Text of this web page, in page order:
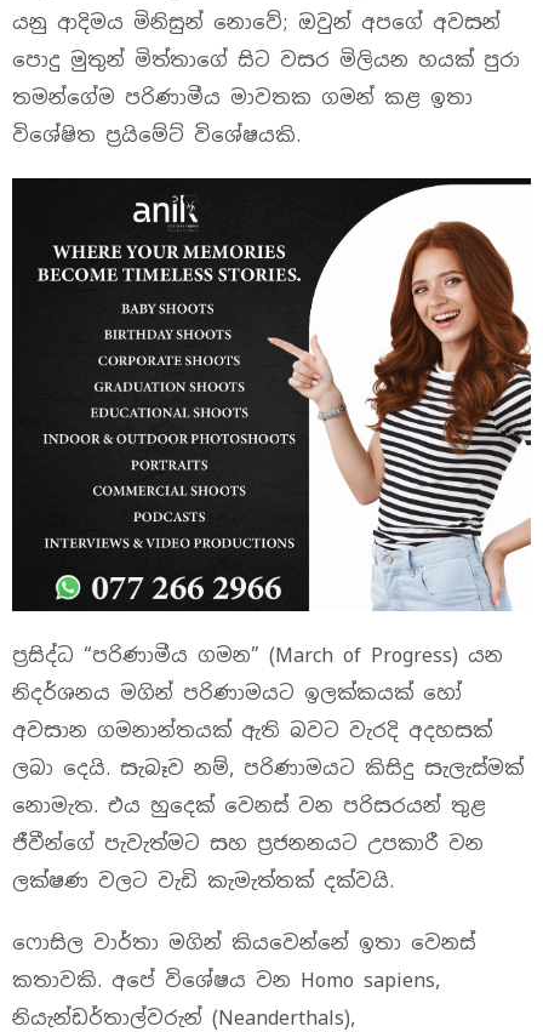
යනු ආදිමය මිනිසුන් නොවේ; ඔවුන් අපගේ අවසන්
පොදු මුතුන් මිත්තාගේ සිට වසර මිලියන හයක් පුරා
තමන්ගේම පරිණාමීය මාවතක ගමන් කළ ඉතා
විශේෂිත ප්‍රයිමේට් විශේෂයකි.
ප්‍රසිද්ධ “පරිණාමීය ගමන” (March of Progress) යන
නිදර්ශනය මගින් පරිණාමයට ඉලක්කයක් හෝ
අවසාන ගමනාන්තයක් ඇති බවට වැරදි අදහසක්
ලබා දෙයි. සැබෑව නම්, පරිණාමයට කිසිදු සැලැස්මක්
නොමැත. එය හුදෙක් වෙනස් වන පරිසරයන් තුළ
ජීවීන්ගේ පැවැත්මට සහ ප්‍රජනනයට උපකාරී වන
ලක්ෂණ වලට වැඩි කැමැත්තක් දක්වයි.
ෆොසිල වාර්තා මගින් කියවෙන්නේ ඉතා වෙනස්
කතාවකි. අපේ විශේෂය වන Homo sapiens,
නියැන්ඩර්තාල්වරුන් (Neanderthals),